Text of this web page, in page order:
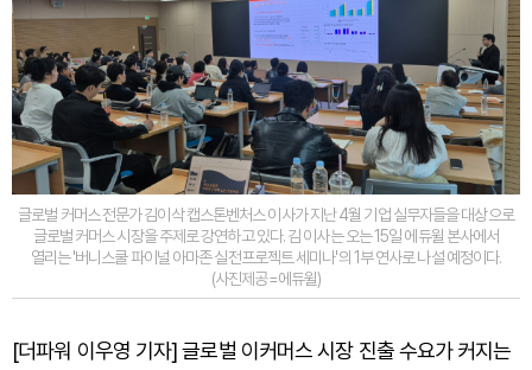
글로벌 커머스 전문가 김이삭 캡스톤벤처스 이사가 지난 4월 기업 실무자들을 대상으로
글로벌 커머스 시장을 주제로 강연하고 있다. 김 이사는 오는 15일 에듀윌 본사에서
열리는 '버니스쿨 파이널 아마존 실전프로젝트 세미나'의 1부 연사로 나설 예정이다.
(사진제공=에듀윌)
[더파워 이우영 기자] 글로벌 이커머스 시장 진출 수요가 커지는